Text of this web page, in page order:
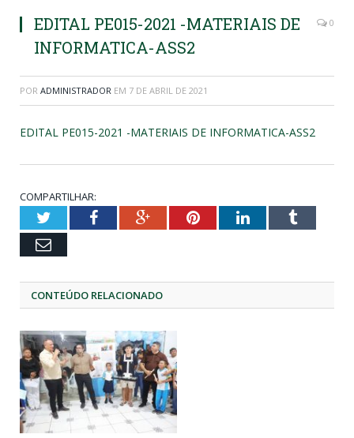
EDITAL PE015-2021 -MATERIAIS DE
INFORMATICA-ASS2
0
POR ADMINISTRADOR EM 7 DE ABRIL DE 2021
EDITAL PE015-2021 -MATERIAIS DE INFORMATICA-ASS2
COMPARTILHAR:
TwitterFacebookGoogle+PinterestLinkedInTumblr
Email
CONTEÚDO RELACIONADO